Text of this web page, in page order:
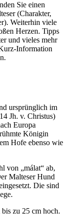
Sie einen
(Charakter,
Weiterhin viele
Herzen. Tipps
und vieles mehr
Information
ursprünglich im
Jh. v. Christus)
Europa
Königin
Hofe ebenso wie
von „málat“ ab,
Malteser Hund
Die sind
zu 25 cm hoch.